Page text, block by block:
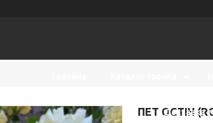
Доставка
ПЕТ ОСТІН